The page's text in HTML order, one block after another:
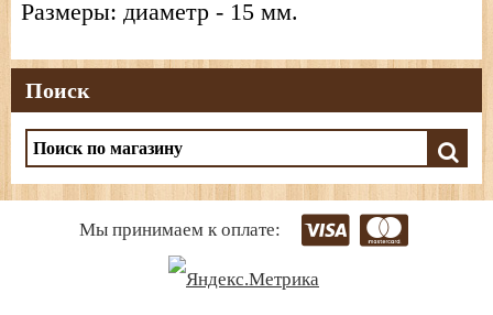
Размеры: диаметр - 15 мм.
Поиск
Мы принимаем к оплате: